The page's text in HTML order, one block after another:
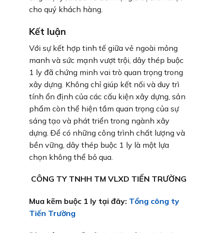
cho quý khách hàng.
Kết luận
Với sự kết hợp tinh tế giữa vẻ ngoài mỏng
manh và sức mạnh vượt trội, dây thép buộc
1 ly đã chứng minh vai trò quan trọng trong
xây dựng. Không chỉ giúp kết nối và duy trì
tính ổn định của các cấu kiện xây dựng, sản
phẩm còn thể hiện tầm quan trọng của sự
sáng tạo và phát triển trong ngành xây
dựng. Để có những công trình chất lượng và
bền vững, dây thép buộc 1 ly là một lựa
chọn không thể bỏ qua.
CÔNG TY TNHH TM VLXD TIẾN TRƯỜNG
Mua kẽm buộc 1 ly tại đây: Tổng công ty
Tiến Trường